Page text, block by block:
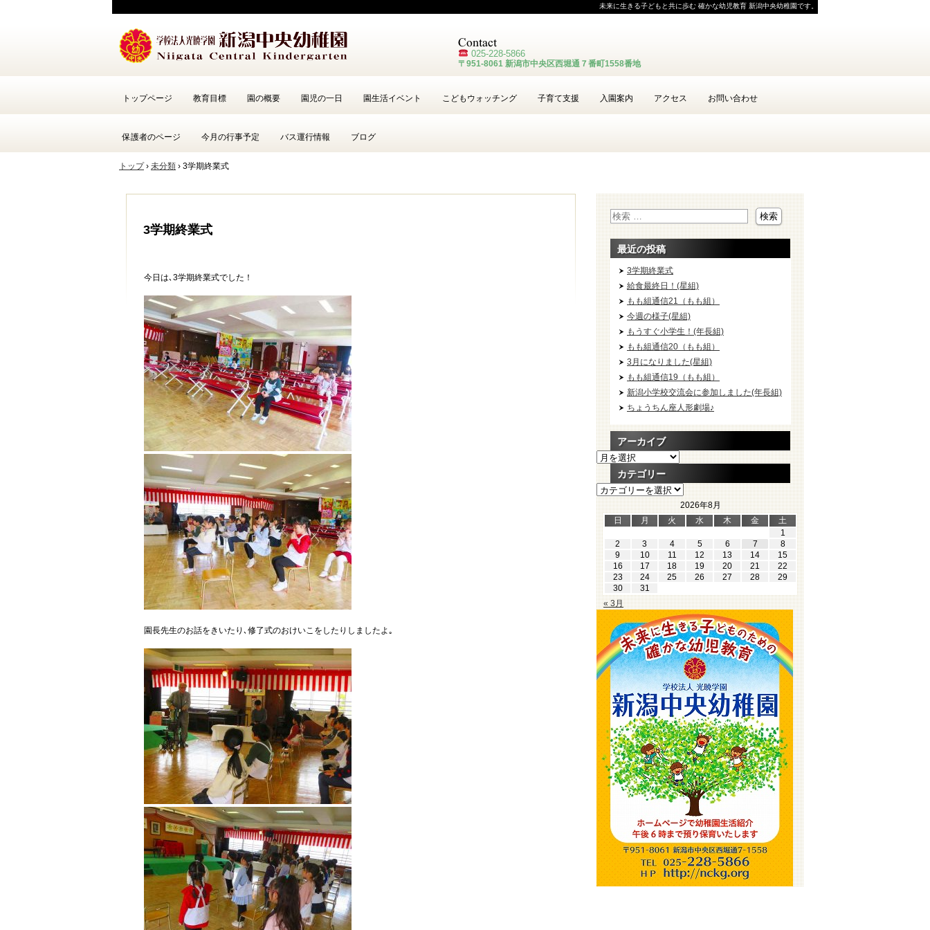
未来に生きる子どもと共に歩む 確かな幼児教育 新潟中央幼稚園です。
025-228-5866
〒951-8061 新潟市中央区西堀通７番町1558番地
トップページ 教育目標 園の概要 園児の一日 園生活イベント こどもウォッチング 子育て支援 入園案内 アクセス お問い合わせ
保護者のページ 今月の行事予定 バス運行情報 ブログ
トップ › 未分類 › 3学期終業式
3学期終業式
今日は､3学期終業式でした！
園長先生のお話をきいたり､修了式のおけいこをしたりしましたよ｡
最近の投稿
3学期終業式
給食最終日！(星組)
もも組通信21（もも組）
今週の様子(星組)
もうすぐ小学生！(年長組)
もも組通信20（もも組）
3月になりました(星組)
もも組通信19（もも組）
新潟小学校交流会に参加しました(年長組)
ちょうちん座人形劇場♪
アーカイブ
ア
ー
カ
イ
ブ
カテゴリー
カ
テ
ゴ
リ
ー
2026年8月
日
月 火 水 木 金
土
1
2
3 4 5 6 7
8
9
10 11 12 13 14
15
16
17 18 19 20 21
22
23
24 25 26 27 28
29
30
31
« 3月